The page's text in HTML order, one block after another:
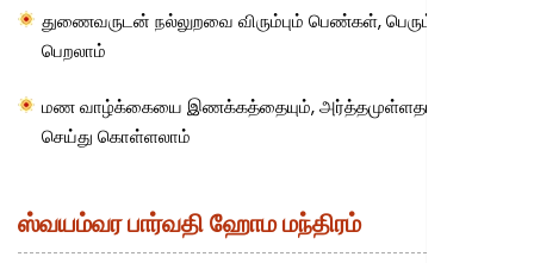
துணைவருடன் நல்லுறவை விரும்பும் பெண்கள், பெரும் பயன்
பெறலாம்
மண வாழ்க்கையை இணக்கத்தையும், அர்த்தமுள்ளதாகவும்
செய்து கொள்ளலாம்
ஸ்வயம்வர பார்வதி ஹோம மந்திரம்